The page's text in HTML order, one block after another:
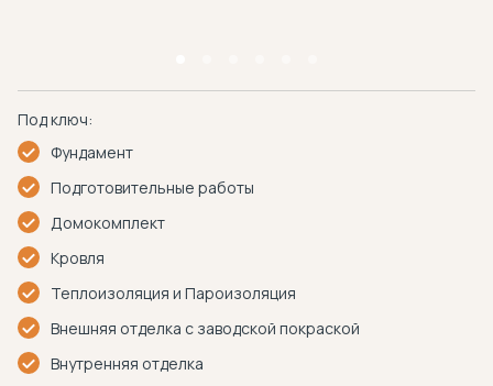
Под ключ:
Фундамент
Подготовительные работы
Домокомплект
Кровля
Теплоизоляция и Пароизоляция
Внешняя отделка с заводской покраской
Внутренняя отделка